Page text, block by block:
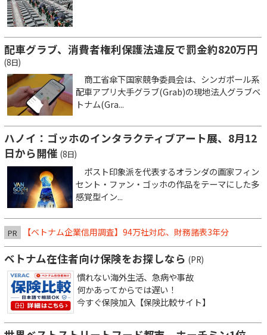
配車グラブ、消費者権利保護法違反で罰金約820万円
(8日)
商工省傘下国家競争委員会は、シンガポール系
配車アプリ大手グラブ(Grab)の現地法人グラブベ
トナム(Gra...
ハノイ：ゴッホのインタラクティブアート展、8月12
日から開催 (8日)
ポスト印象派を代表するオランダの画家フィン
セント・ファン・ゴッホの作品をテーマにした多
感覚型イン...
PR 【ベトナム企業信用調査】94万社対応、財務諸表3年分
ベトナム在住者向け保険をお探しなら (PR)
慣れない海外生活、急病や事故
何かあってからでは遅い！
今すぐ保険加入【保険比較サイト】